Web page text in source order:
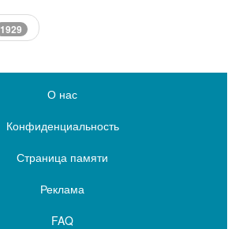
1929
О нас
Конфиденциальность
Страница памяти
Реклама
FAQ